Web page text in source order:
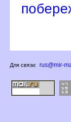
Для связи: rus@mir-